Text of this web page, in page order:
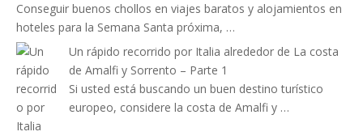
Conseguir buenos chollos en viajes baratos y alojamientos en
hoteles para la Semana Santa próxima, …
Un rápido recorrido por Italia alrededor de La costa
de Amalfi y Sorrento – Parte 1
Si usted está buscando un buen destino turístico
europeo, considere la costa de Amalfi y …